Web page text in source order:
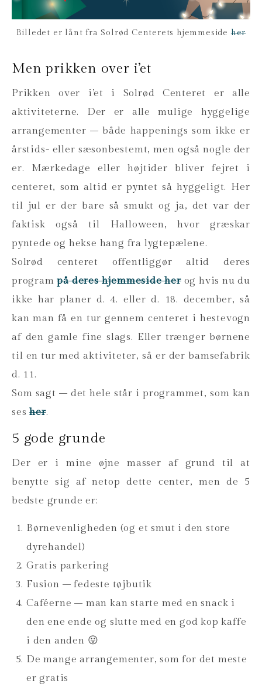
Billedet er lånt fra Solrød Centerets hjemmesideher
Men prikken over i’et
Prikken over i’et i Solrød Centeret er alle
aktiviteterne. Der er alle mulige hyggelige
arrangementer – både happenings som ikke er
årstids- eller sæsonbestemt, men også nogle der
er. Mærkedage eller højtider bliver fejret i
centeret, som altid er pyntet så hyggeligt. Her
til jul er der bare så smukt og ja, det var der
faktisk også til Halloween, hvor græskar
pyntede og hekse hang fra lygtepælene.
Solrød centeret offentliggør altid deres
programpå deres hjemmeside herog hvis nu du
ikke har planer d. 4. eller d. 18. december, så
kan man få en tur gennem centeret i hestevogn
af den gamle fine slags. Eller trænger børnene
til en tur med aktiviteter, så er der bamsefabrik
d. 11.
Som sagt – det hele står i programmet, som kan
sesher.
5 gode grunde
Der er i mine øjne masser af grund til at
benytte sig af netop dette center, men de 5
bedste grunde er:
Børnevenligheden (og et smut i den store
dyrehandel)
Gratis parkering
Fusion – fedeste tøjbutik
Caféerne – man kan starte med en snack i
den ene ende og slutte med en god kop kaffe
i den anden 😛
De mange arrangementer, som for det meste
er gratis